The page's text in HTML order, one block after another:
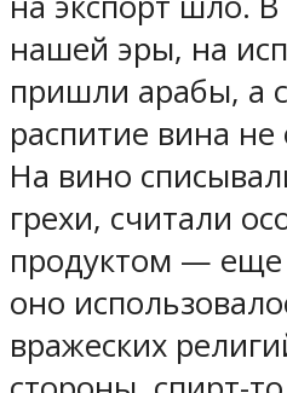
нашей эры, на
пришли арабы, а
распитие вина
На вино
грехи, считали
продуктом — еще
оно
вражеских